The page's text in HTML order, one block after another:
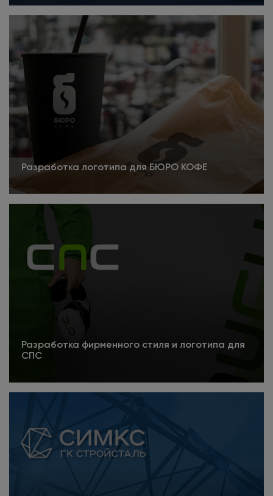
Подробнее
Разработка логотипа для БЮРО КОФЕ
Подробнее
Разработка фирменного стиля и логотипа для
СПС
Подробнее